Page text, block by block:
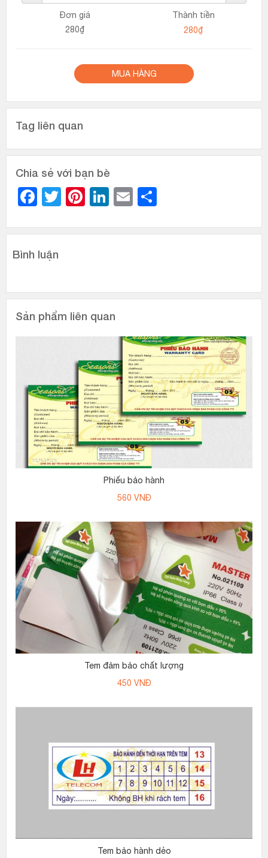
Đơn giá
280₫
Thành tiền
MUA HÀNG
Tag liên quan
Chia sẻ với bạn bè
Facebook
Twitter
Pinterest
LinkedIn
Email
Bình luận
Sản phẩm liên quan
Phiếu bảo hành
560 VNĐ
Tem đảm bảo chất lượng
450 VNĐ
Tem bảo hành dẻo